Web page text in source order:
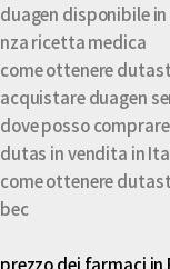
duagen disponibile
nza ricetta medica
come ottenere
acquistare duagen
dove posso
dutas in vendita in
come ottenere
bec